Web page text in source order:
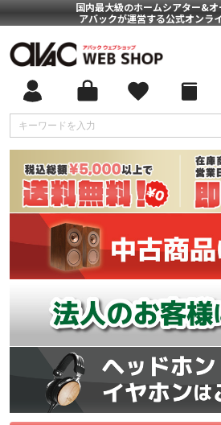
国内最大級のホームシアター&オ
アバックが運営する公式オンラ